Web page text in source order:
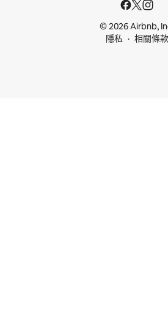
© 2026 Airbnb,
隱私
相關條款